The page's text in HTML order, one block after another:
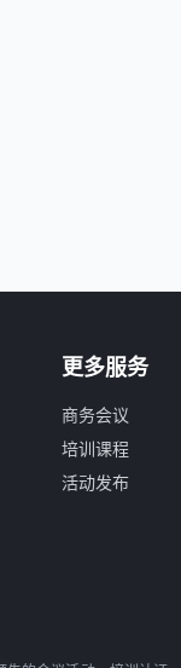
更多服务
商务会议
培训课程
活动发布